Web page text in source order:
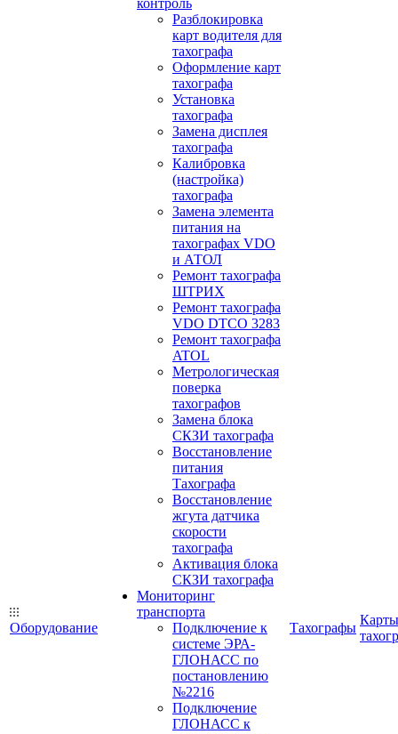
Оборудование
контроль
Разблокировка
карт водителя для
тахографа
Оформление карт
тахографа
Установка
тахографа
Замена дисплея
тахографа
Калибровка
(настройка)
тахографа
Замена элемента
питания на
тахографах VDO
и АТОЛ
Ремонт тахографа
ШТРИХ
Ремонт тахографа
VDO DTCO 3283
Ремонт тахографа
ATOL
Метрологическая
поверка
тахографов
Замена блока
СКЗИ тахографа
Восстановление
питания
Тахографа
Восстановление
жгута датчика
скорости
тахографа
Активация блока
СКЗИ тахографа
Мониторинг
транспорта
Подключение к
системе ЭРА-
ГЛОНАСС по
постановлению
№2216
Подключение
ГЛОНАСС к
Тахографы
Карты